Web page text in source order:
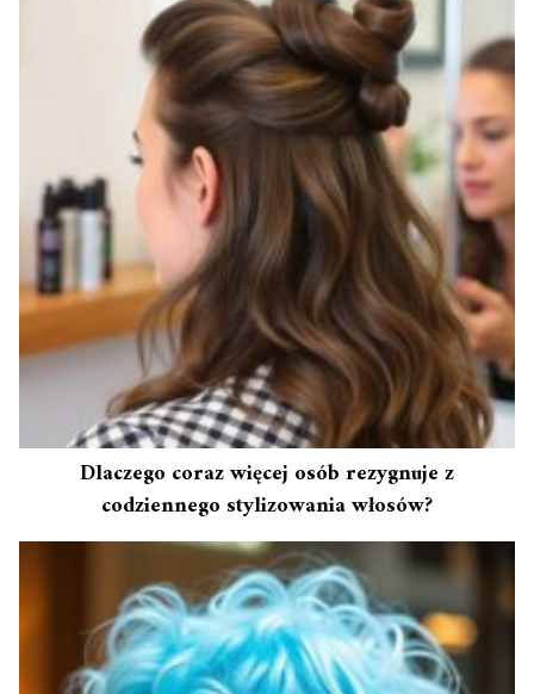
Dlaczego coraz więcej osób rezygnuje z
codziennego stylizowania włosów?